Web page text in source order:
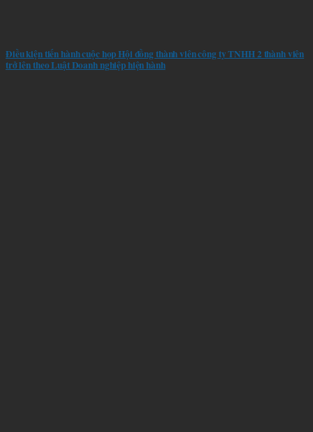
Điều kiện tiến hành cuộc họp Hội đồng thành viên công ty TNHH 2 thành viên
trở lên theo Luật Doanh nghiệp hiện hành